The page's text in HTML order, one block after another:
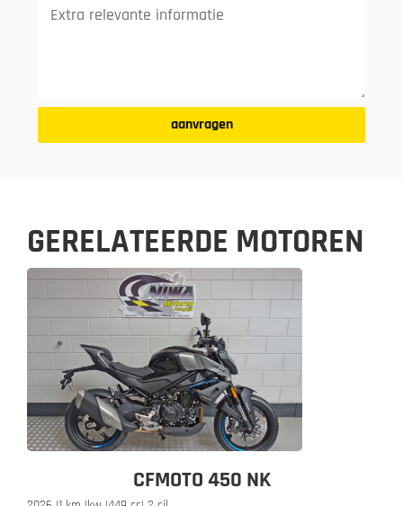
aanvragen
GERELATEERDE MOTOREN
CFMOTO 450 NK